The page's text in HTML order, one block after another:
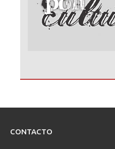
CONTACTO